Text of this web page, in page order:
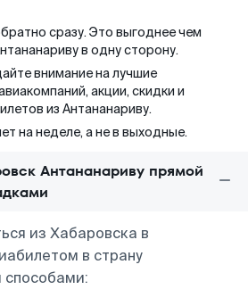
сразу. Это выгоднее чем
в одну сторону.
внимание на лучшие
акции, скидки и
из Антананариву.
на неделе, а не в выходные.
Антананариву прямой
из Хабаровска в
в страну
способами: